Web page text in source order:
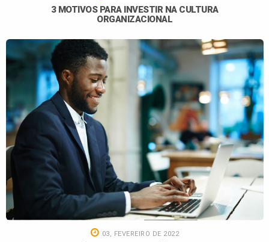
3 MOTIVOS PARA INVESTIR NA CULTURA
ORGANIZACIONAL
03, FEVEREIRO DE 2022